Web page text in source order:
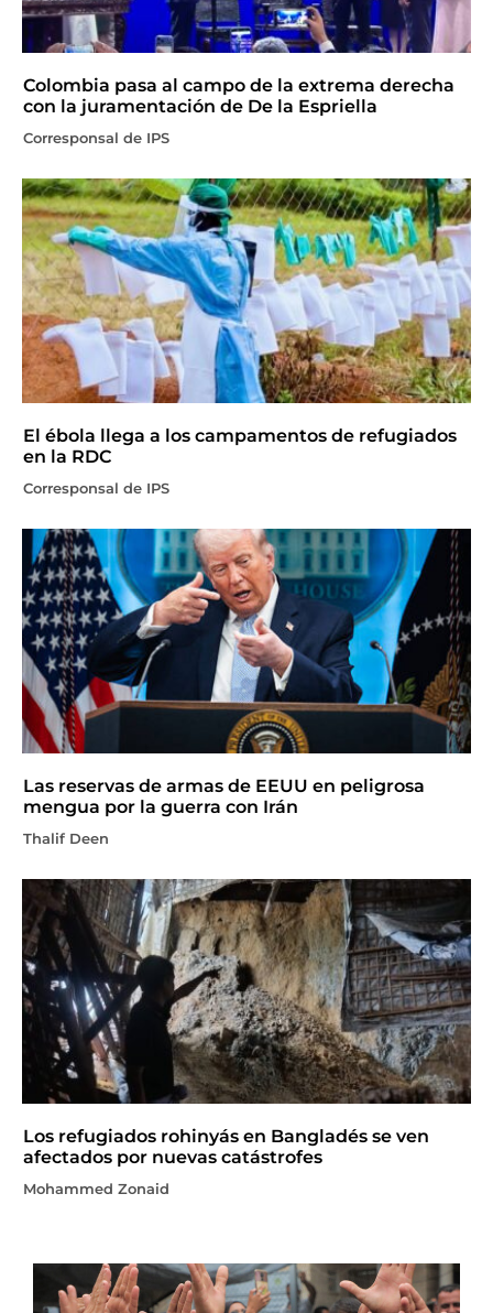
Colombia pasa al campo de la extrema derecha
con la juramentación de De la Espriella
Corresponsal de IPS
El ébola llega a los campamentos de refugiados
en la RDC
Corresponsal de IPS
Las reservas de armas de EEUU en peligrosa
mengua por la guerra con Irán
Thalif Deen
Los refugiados rohinyás en Bangladés se ven
afectados por nuevas catástrofes
Mohammed Zonaid